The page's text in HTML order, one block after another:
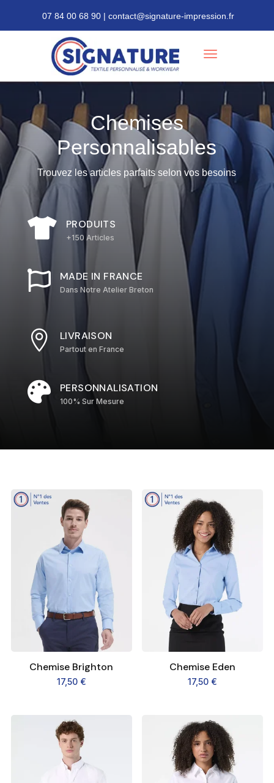
07 84 00 68 90 | contact@signature-impression.fr
Chemises
Personnalisables
Trouvez les articles parfaits selon vos besoins
 PRODUITS
+150 Articles
 MADE IN FRANCE
Dans Notre Atelier Breton
 LIVRAISON
Partout en France
 PERSONNALISATION
100% Sur Mesure
Chemise Brighton
17,50 €
Chemise Eden
17,50 €